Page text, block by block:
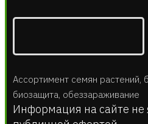
Ассортимент семян растений,
биозащита, обеззараживание
Информация на сайте не